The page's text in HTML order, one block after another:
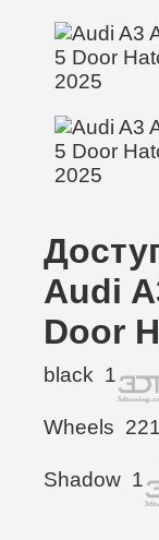
Audi
Door
black 1
Wheels 221
Shadow 1